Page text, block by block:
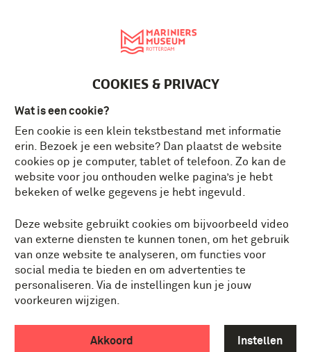
COOKIES & PRIVACY
Wat is een cookie?
Een cookie is een klein tekstbestand met informatie
erin. Bezoek je een website? Dan plaatst de website
cookies op je computer, tablet of telefoon. Zo kan de
website voor jou onthouden welke pagina’s je hebt
bekeken of welke gegevens je hebt ingevuld.
Deze website gebruikt cookies om bijvoorbeeld video
van externe diensten te kunnen tonen, om het gebruik
van onze website te analyseren, om functies voor
social media te bieden en om advertenties te
personaliseren. Via de instellingen kun je jouw
voorkeuren wijzigen.
Akkoord Instellen